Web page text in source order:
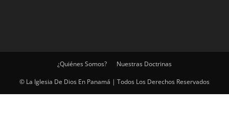
¿Quiénes Somos? Nuestras Doctrinas
© La Iglesia De Dios En Panamá | Todos Los Derechos Reservados